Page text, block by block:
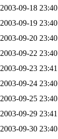
2003-09-18 23:40
2003-09-19 23:40
2003-09-20 23:40
2003-09-22 23:40
2003-09-23 23:41
2003-09-24 23:40
2003-09-25 23:40
2003-09-29 23:41
2003-09-30 23:40